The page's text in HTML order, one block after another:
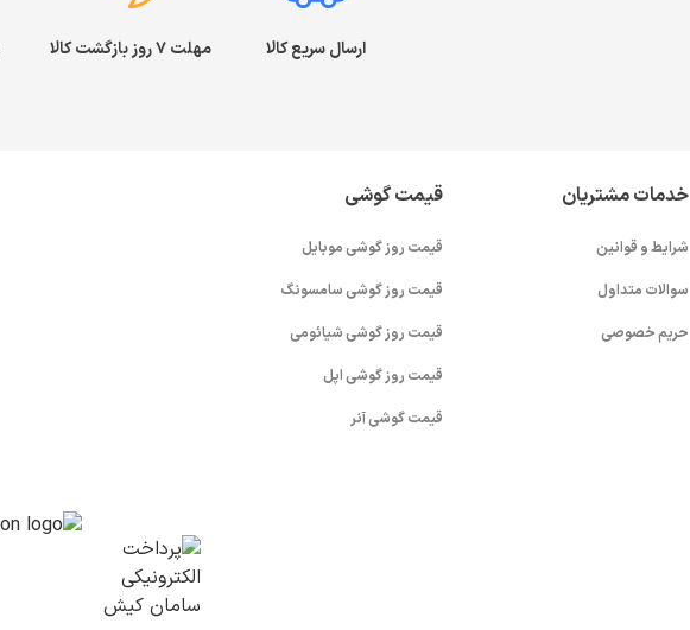
ارسال سریع کالا مهلت ۷ روز بازگشت کالا
خدمات مشتریان
شرایط و قوانین
سوالات متداول
حریم خصوصی
قیمت گوشی
قیمت روز گوشی موبایل
قیمت روز گوشی سامسونگ
قیمت روز گوشی شیائومی
قیمت روز گوشی اپل
قیمت گوشی آنر